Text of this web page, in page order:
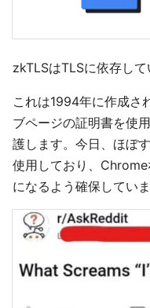
zkTLSはTLSに依存し
これは1994年に作成さ
ブページの証明書を使
護します。今日、ほぼ
使用しており、
になるよう確保していま